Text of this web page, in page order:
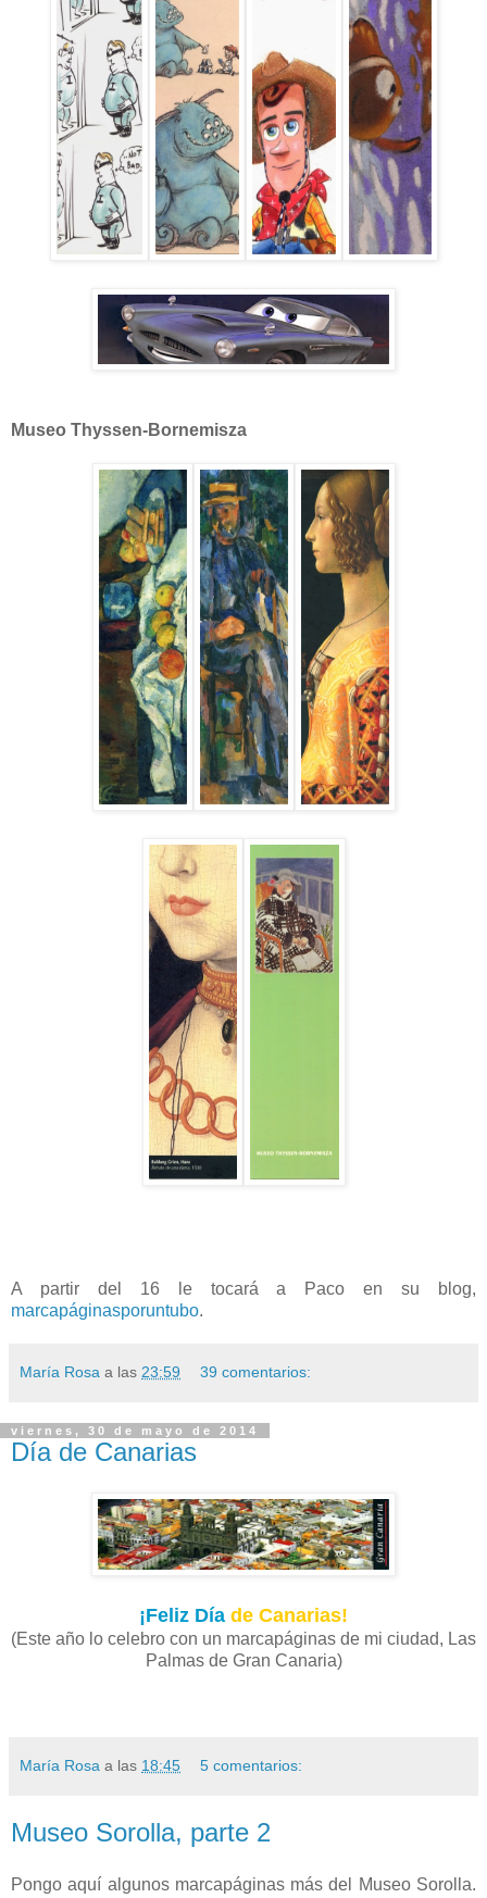
Museo Thyssen-Bornemisza
A partir del 16 le tocará a Paco en su blog,
marcapáginasporuntubo.
María Rosa a las 23:59 39 comentarios:
viernes, 30 de mayo de 2014
Día de Canarias
¡Feliz Día de Canarias!
(Este año lo celebro con un marcapáginas de mi ciudad, Las
Palmas de Gran Canaria)
María Rosa a las 18:45 5 comentarios:
Museo Sorolla, parte 2
Pongo aquí algunos marcapáginas más del Museo Sorolla.